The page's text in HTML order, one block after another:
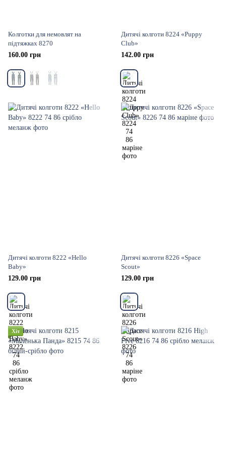
Колготки для немовлят на
підтяжках 8270
160.00 грн
Дитячі колготи 8224 «Puppy
Club»
142.00 грн
Дитячі колготи 8222 «Hello
Baby»
129.00 грн
Дитячі колготи 8226 «Space
Scout»
129.00 грн
Хіт